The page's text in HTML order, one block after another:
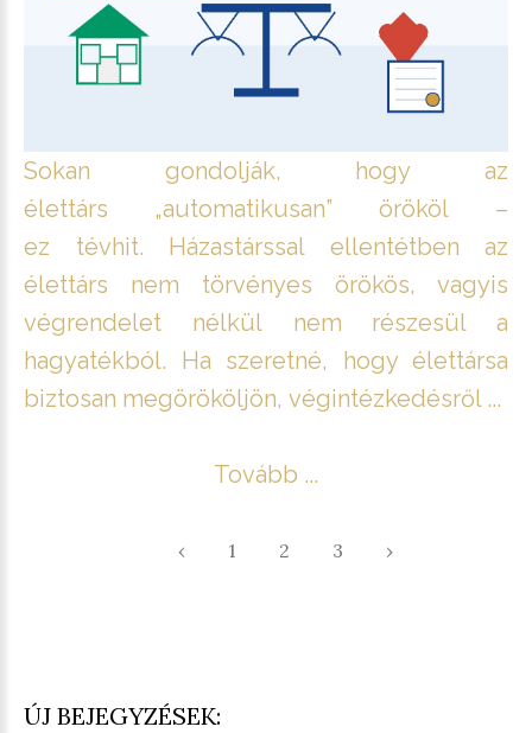
Sokan gondolják, hogy az
élettárs „automatikusan” örököl –
ez tévhit. Házastárssal ellentétben az
élettárs nem törvényes örökös, vagyis
végrendelet nélkül nem részesül a
hagyatékból. Ha szeretné, hogy élettársa
biztosan megörököljön, végintézkedésről ...
Tovább ...
‹ 1 2 3 ›
ÚJ BEJEGYZÉSEK: